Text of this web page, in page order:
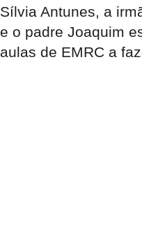
Sílvia Antunes, a
e o padre Joaquim
aulas de EMRC a